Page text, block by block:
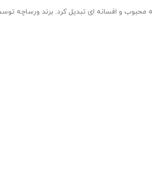
محبوب و افسانه ای تبدیل کرد. برند ورساچه